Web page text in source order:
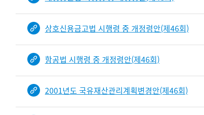
상호신용금고법 시행령 중 개정령안(제46회)
항공법 시행령 중 개정령안(제46회)
2001년도 국유재산관리계획변경안(제46회)